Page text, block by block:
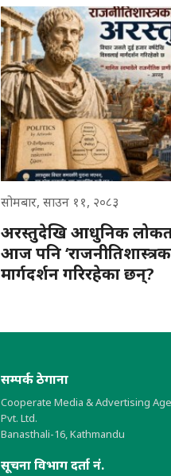
सोमबार, साउन ११, २०८३
अरस्तुदेखि आधुनिक
आज पनि
मार्गदर्शन गरिरहेका छन्?
सम्पर्क ठेगाना
Cooperate Media & Advertising
Pvt. Ltd.
Banasthali-16, Kathmandu
सूचना विभाग दर्ता नं.